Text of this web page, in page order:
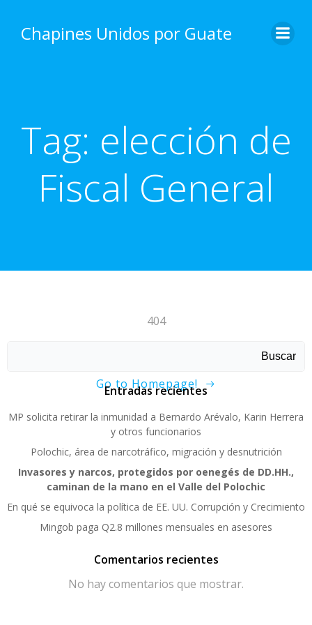
content
Chapines Unidos por Guate
Tag: elección de
Fiscal General
404
Go to Homepage!
Buscar
Entradas recientes
MP solicita retirar la inmunidad a Bernardo Arévalo, Karin Herrera
y otros funcionarios
Polochic, área de narcotráfico, migración y desnutrición
Invasores y narcos, protegidos por oenegés de DD.HH.,
caminan de la mano en el Valle del Polochic
En qué se equivoca la política de EE. UU. Corrupción y Crecimiento
Mingob paga Q2.8 millones mensuales en asesores
Comentarios recientes
No hay comentarios que mostrar.